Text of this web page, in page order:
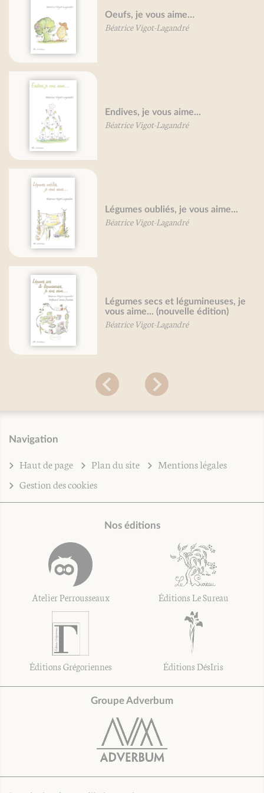
Oeufs, je vous aime…
Béatrice Vigot-Lagandré
Endives, je vous aime...
Béatrice Vigot-Lagandré
Légumes oubliés, je vous aime...
Béatrice Vigot-Lagandré
Légumes secs et légumineuses, je
vous aime... (nouvelle édition)
Béatrice Vigot-Lagandré
Navigation
Haut de page Plan du site
Mentions légales
Gestion des cookies
Nos éditions
Atelier Perrousseaux Éditions Le Sureau
Éditions Grégoriennes Éditions DésIris
Groupe Adverbum